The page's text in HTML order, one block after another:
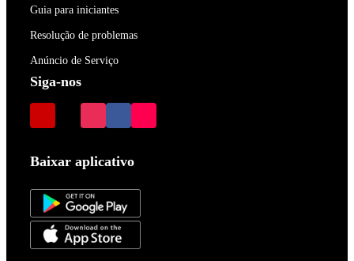
Guia para iniciantes
Resolução de problemas
Anúncio de Serviço
Siga-nos
Baixar aplicativo